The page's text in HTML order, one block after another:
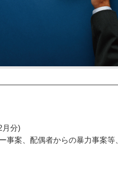
月分)
事案、配偶者からの暴力事案